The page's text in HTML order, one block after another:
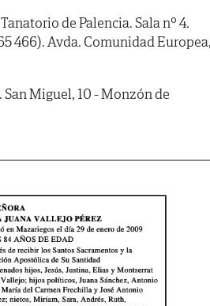
de Palencia. Sala nº 4.
466). Avda. Comunidad
San Miguel, 10 - Monzón de